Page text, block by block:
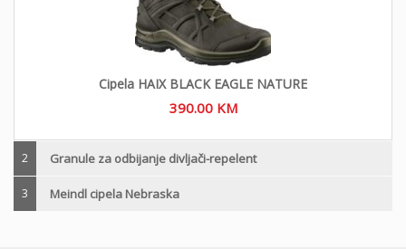
Cipela HAIX BLACK EAGLE NATURE
390.00 KM
2 Granule za odbijanje divljači-repelent
3 Meindl cipela Nebraska